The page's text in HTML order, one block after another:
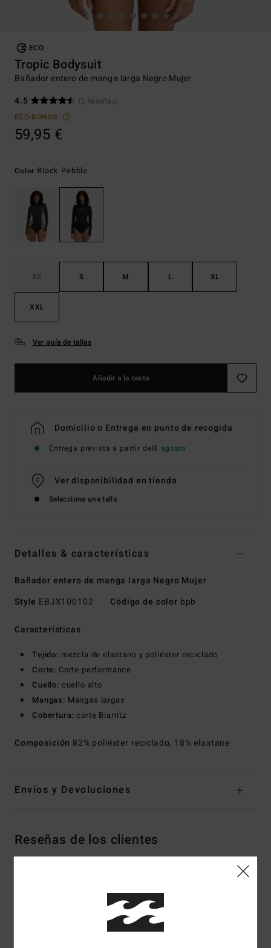
ECO
Tropic Bodysuit
Bañador entero de manga larga Negro Mujer
4.5
(2 Reseñas)
ECO-BONUS
59,95 €
Color Black Pebble
XS S M L XL
XXL
Ver guía de tallas
Añadir a la cesta
Domicilio o Entrega en punto de recogida
Entrega prevista a partir del8 agosto
Ver disponibilidad en tienda
Seleccione una talla
Detalles & características
Bañador entero de manga larga Negro Mujer
Style EBJX100102 Código de color bpb
Características
Tejido: mezcla de elastano y poliéster reciclado
Corte: Corte performance
Cuello: cuello alto
Mangas: Mangas largas
Cobertura: corte Biarritz
Composición 82% poliéster reciclado, 18% elastane
Envíos y Devoluciones
Reseñas de los clientes
4.5/5